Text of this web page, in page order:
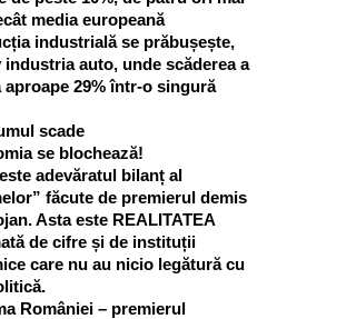
media europeană
industrială se prăbușește,
industria auto, unde scăderea a
aproape 29% într-o singură
scade
se blochează!
adevăratul bilanț al
făcute de premierul demis
Asta este REALITATEA
de cifre și de instituții
care nu au nicio legătură cu
României – premierul